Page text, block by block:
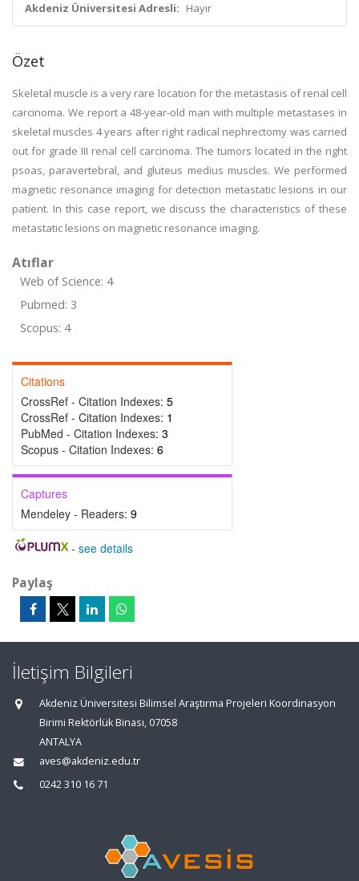
Akdeniz Üniversitesi Adresli: Hayır
Özet
Skeletal muscle is a very rare location for the metastasis of renal cell
carcinoma. We report a 48-year-old man with multiple metastases in
skeletal muscles 4 years after right radical nephrectomy was carried
out for grade III renal cell carcinoma. The tumors located in the right
psoas, paravertebral, and gluteus medius muscles. We performed
magnetic resonance imaging for detection metastatic lesions in our
patient. In this case report, we discuss the characteristics of these
metastatic lesions on magnetic resonance imaging.
Atıflar
Web of Science: 4
Pubmed: 3
Scopus: 4
Citations
CrossRef - Citation Indexes: 5
CrossRef - Citation Indexes: 1
PubMed - Citation Indexes: 3
Scopus - Citation Indexes: 6
Captures
Mendeley - Readers: 9
- see details
Paylaş
İletişim Bilgileri
Akdeniz Üniversitesi Bilimsel Araştırma Projeleri Koordinasyon
Birimi Rektörlük Binası, 07058
ANTALYA
aves@akdeniz.edu.tr
0242 310 16 71